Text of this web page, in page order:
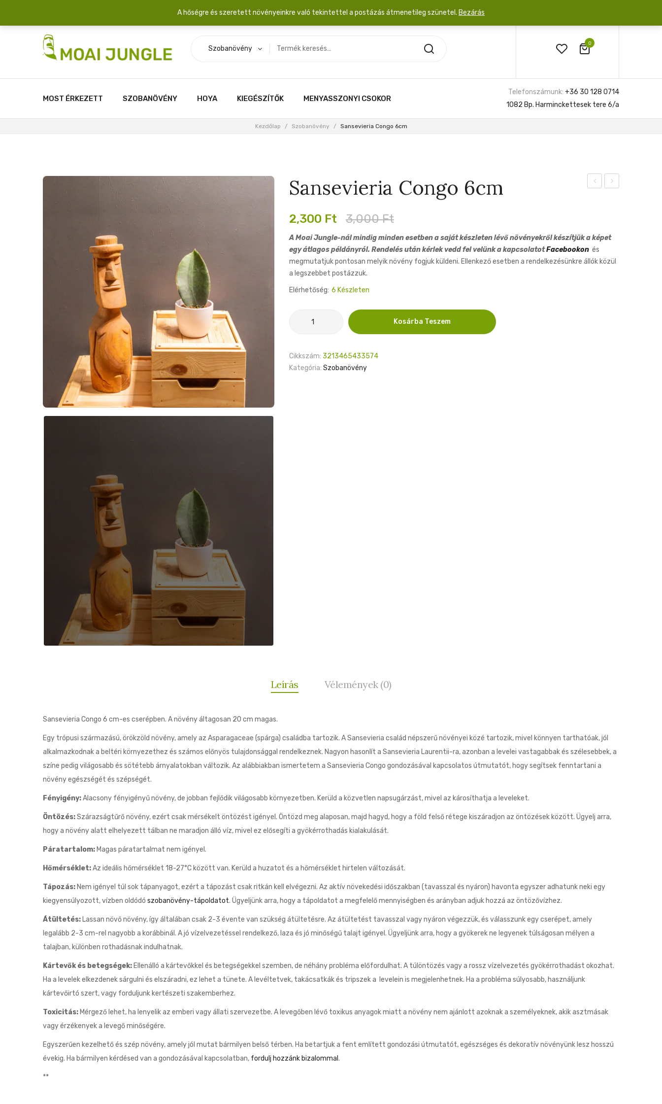
Szállítási díj: 2.200 Ft/csomag átlagosan 3-5 növény fér egy dobozba. 20.000 Ft érték felett INGYEN posta!
0
Szobanövény
MOST ÉRKEZETT SZOBANÖVÉNY HOYA KIEGÉSZÍTŐK MENYASSZONYI CSOKOR
Telefonszámunk: +36 30 128 0714
1082 Bp. Harminckettesek tere 6/a
Kezdőlap / Szobanövény / Sansevieria Congo 6cm
Sansevieria Congo 6cm
3,000Ft
Original
was:
3,000 Ft.
2,300 Ft
Current
is:
2,300 Ft.
A Moai Jungle-nál mindig minden esetben a saját készleten lévő növényekről készítjük a képet
egy átlagos példányról. Rendelés után kérlek vedd fel velünk a kapcsolatotFacebookon és
megmutatjuk pontosan melyik növény fogjuk küldeni. Ellenkező esetben a rendelkezésünkre állók közül
a legszebbet postázzuk.
Elérhetőség: 6 Készleten
Kosárba Teszem
Cikkszám: 3213465433574
Kategória: Szobanövény
Leírás Vélemények (0)
Sansevieria Congo 6 cm-es cserépben. A növény áltagosan 20 cm magas.
Egy trópusi származású, örökzöld növény, amely az Asparagaceae (spárga) családba tartozik. A Sansevieria család népszerű növényei közé tartozik, mivel könnyen tarthatóak, jól
alkalmazkodnak a beltéri környezethez és számos előnyös tulajdonsággal rendelkeznek. Nagyon hasonlít a Sansevieria Laurentii-ra, azonban a levelei vastagabbak és szélesebbek, a
színe pedig világosabb és sötétebb árnyalatokban változik. Az alábbiakban ismertetem a Sansevieria Congo gondozásával kapcsolatos útmutatót, hogy segítsek fenntartani a
növény egészségét és szépségét.
Fényigény:Alacsony fényigényű növény, de jobban fejlődik világosabb környezetben. Kerüld a közvetlen napsugárzást, mivel az károsíthatja a leveleket.
Öntözés:Szárazságtűrő növény, ezért csak mérsékelt öntözést igényel. Öntözd meg alaposan, majd hagyd, hogy a föld felső rétege kiszáradjon az öntözések között. Ügyelj arra,
hogy a növény alatt elhelyezett tálban ne maradjon álló víz, mivel ez elősegíti a gyökérrothadás kialakulását.
Páratartalom: Magas páratartalmat nem igényel.
Hőmérséklet:Az ideális hőmérséklet 18-27°C között van. Kerüld a huzatot és a hőmérséklet hirtelen változását.
Tápozás: Nem igényel túl sok tápanyagot, ezért a tápozást csak ritkán kell elvégezni. Az aktív növekedési időszakban (tavasszal és nyáron) havonta egyszer adhatunk neki egy
kiegyensúlyozott, vízben oldódó szobanövény-tápoldatot. Ügyeljünk arra, hogy a tápoldatot a megfelelő mennyiségben és arányban adjuk hozzá az öntözővízhez.
Átültetés: Lassan növő növény, így általában csak 2-3 évente van szükség átültetésre. Az átültetést tavasszal vagy nyáron végezzük, és válasszunk egy cserépet, amely
legalább 2-3 cm-rel nagyobb a korábbinál. A jó vízelvezetéssel rendelkező, laza és jó minőségű talajt igényel. Ügyeljünk arra, hogy a gyökerek ne legyenek túlságosan mélyen a
talajban, különben rothadásnak indulhatnak.
Kártevők és betegségek: Ellenálló a kártevőkkel és betegségekkel szemben, de néhány probléma előfordulhat. A túlöntözés vagy a rossz vízelvezetés gyökérrothadást okozhat.
Ha a levelek elkezdenek sárgulni és elszáradni, ez lehet a tünete. A levéltetvek, takácsatkák és tripszek a levelein is megjelenhetnek. Ha a probléma súlyosabb, használjunk
kártevőirtó szert, vagy forduljunk kertészeti szakemberhez.
Toxicitás: Mérgező lehet, ha lenyelik az emberi vagy állati szervezetbe. A levegőben lévő toxikus anyagok miatt a növény nem ajánlott azoknak a személyeknek, akik asztmásak
vagy érzékenyek a levegő minőségére.
Egyszerűen kezelhető és szép növény, amely jól mutat bármilyen belső térben. Ha betartjuk a fent említett gondozási útmutatót, egészséges és dekoratív növényünk lesz hosszú
évekig. Ha bármilyen kérdésed van a gondozásával kapcsolatban, fordulj hozzánk bizalommal .
**
A hőségre és szeretett növényeinkre való tekintettel a postázás átmenetileg szünetel. Bezárás